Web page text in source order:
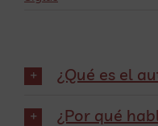
¿Qué es el
¿Por qué